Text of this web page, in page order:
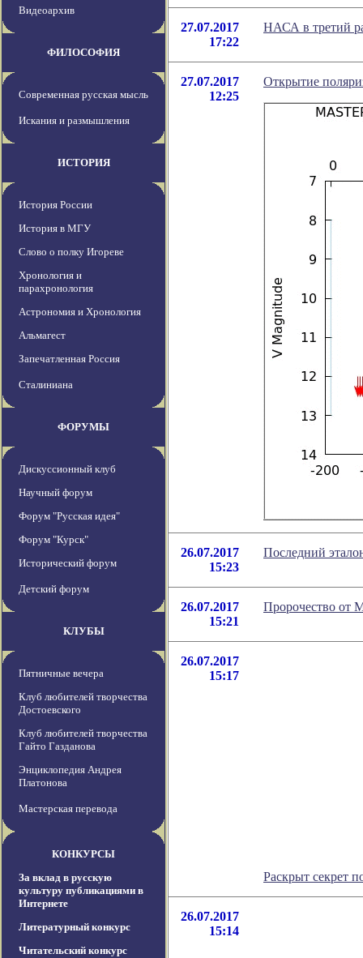
Видеоархив
ФИЛОСОФИЯ
Современная русская мысль
Искания и размышления
ИСТОРИЯ
История России
История в МГУ
Слово о полку Игореве
Хронология и
парахронология
Астрономия и Хронология
Альмагест
Запечатленная Россия
Сталиниана
ФОРУМЫ
Дискуссионный клуб
Научный форум
Форум "Русская идея"
Форум "Курск"
Исторический форум
Детский форум
КЛУБЫ
Пятничные вечера
Клуб любителей творчества
Достоевского
Клуб любителей творчества
Гайто Газданова
Энциклопедия Андрея
Платонова
Мастерская перевода
КОНКУРСЫ
За вклад в русскую
культуру публикациями в
Интернете
Литературный конкурс
Читательский конкурс
27.07.2017
17:22
НАСА в третий
27.07.2017
12:25
Открытие
26.07.2017
15:23
Последний
26.07.2017
15:21
Пророчество от
26.07.2017
15:17
Раскрыт секрет
26.07.2017
15:14